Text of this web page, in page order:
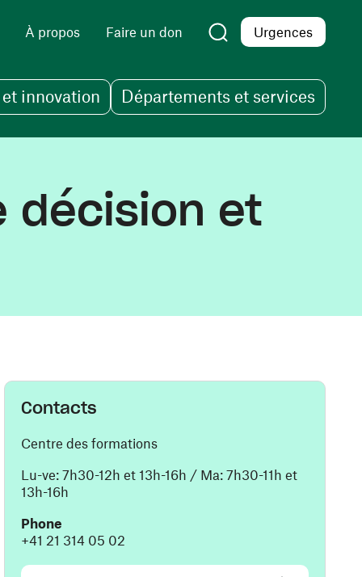
À propos Faire un don Urgences
innovation Départements et services
décision et
Contacts
Centre des formations
Lu-ve: 7h30-12h et 13h-16h / Ma: 7h30-11h et
13h-16h
Phone
+41 21 314 05 02